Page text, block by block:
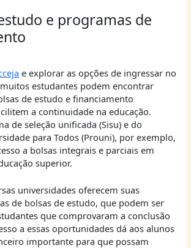
e programas de
e explorar as opções de ingressar no
estudantes podem encontrar
de estudo e financiamento
a continuidade na educação.
de seleção unificada (Sisu) e do
para Todos (Prouni), por exemplo,
a bolsas integrais e parciais em
superior.
universidades oferecem suas
de bolsas de estudo, que podem ser
que comprovaram a conclusão
a essas oportunidades dá aos alunos
importante para que possam